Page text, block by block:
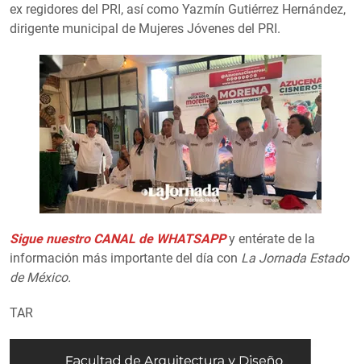
ex regidores del PRI, así como Yazmín Gutiérrez Hernández,
dirigente municipal de Mujeres Jóvenes del PRI.
Sigue nuestro CANAL de WHATSAPPy entérate de la
información más importante del día con La Jornada Estado
de México.
TAR